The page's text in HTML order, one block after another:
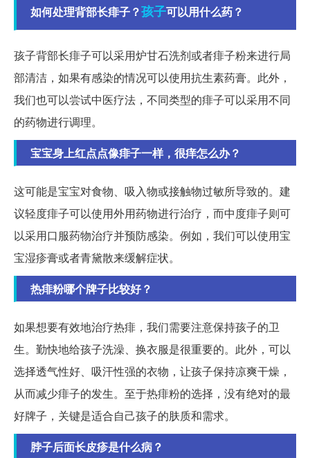
如何处理背部长痱子？孩子可以用什么药？
孩子背部长痱子可以采用炉甘石洗剂或者痱子粉来进行局
部清洁，如果有感染的情况可以使用抗生素药膏。此外，
我们也可以尝试中医疗法，不同类型的痱子可以采用不同
的药物进行调理。
宝宝身上红点点像痱子一样，很痒怎么办？
这可能是宝宝对食物、吸入物或接触物过敏所导致的。建
议轻度痱子可以使用外用药物进行治疗，而中度痱子则可
以采用口服药物治疗并预防感染。例如，我们可以使用宝
宝湿疹膏或者青黛散来缓解症状。
热痱粉哪个牌子比较好？
如果想要有效地治疗热痱，我们需要注意保持孩子的卫
生。勤快地给孩子洗澡、换衣服是很重要的。此外，可以
选择透气性好、吸汗性强的衣物，让孩子保持凉爽干燥，
从而减少痱子的发生。至于热痱粉的选择，没有绝对的最
好牌子，关键是适合自己孩子的肤质和需求。
脖子后面长皮疹是什么病？